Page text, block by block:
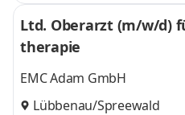
Ltd. Oberarzt (m/w/d)
therapie
EMC Adam GmbH
Lübbenau/Spreewald